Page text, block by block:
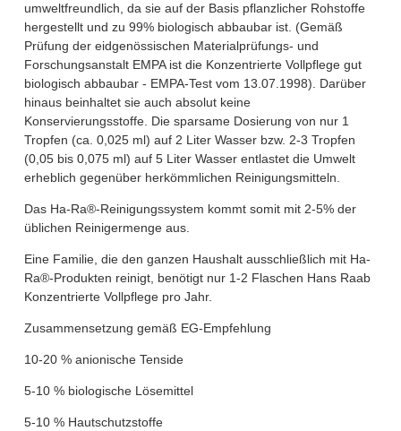
umweltfreundlich, da sie auf der Basis pflanzlicher Rohstoffe
hergestellt und zu 99% biologisch abbaubar ist. (Gemäß
Prüfung der eidgenössischen Materialprüfungs- und
Forschungsanstalt EMPA ist die Konzentrierte Vollpflege gut
biologisch abbaubar - EMPA-Test vom 13.07.1998). Darüber
hinaus beinhaltet sie auch absolut keine
Konservierungsstoffe. Die sparsame Dosierung von nur 1
Tropfen (ca. 0,025 ml) auf 2 Liter Wasser bzw. 2-3 Tropfen
(0,05 bis 0,075 ml) auf 5 Liter Wasser entlastet die Umwelt
erheblich gegenüber herkömmlichen Reinigungsmitteln.
Das Ha-Ra®-Reinigungssystem kommt somit mit 2-5% der
üblichen Reinigermenge aus.
Eine Familie, die den ganzen Haushalt ausschließlich mit Ha-
Ra®-Produkten reinigt, benötigt nur 1-2 Flaschen Hans Raab
Konzentrierte Vollpflege pro Jahr.
Zusammensetzung gemäß EG-Empfehlung
10-20 % anionische Tenside
5-10 % biologische Lösemittel
5-10 % Hautschutzstoffe